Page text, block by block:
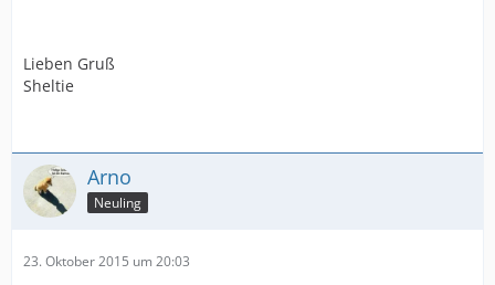
Lieben Gruß
Sheltie
Arno
Neuling
23. Oktober 2015 um 20:03